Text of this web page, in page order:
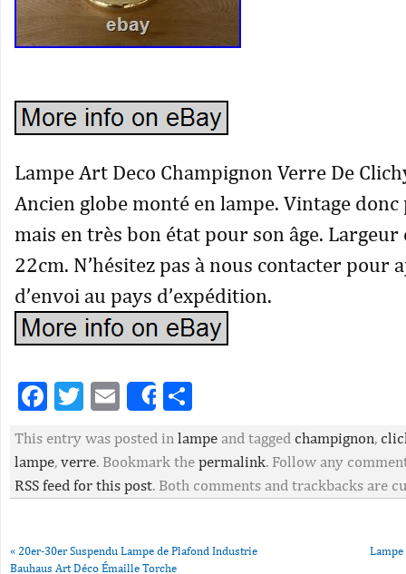
Lampe Art Deco Champignon Verre De
Ancien globe monté en lampe. Vintage
mais en très bon état pour son âge.
22cm. N’hésitez pas à nous contacter pour
d’envoi au pays d’expédition.
Facebook
Twitter
EmailShare
This entry was posted in lampe and tagged champignon,
lampe, verre. Bookmark the permalink. Follow any
RSS feed for this post. Both comments and trackbacks are
« 20er-30er Suspendu Lampe de Plafond Industrie
Bauhaus Art Déco Émaille Torche